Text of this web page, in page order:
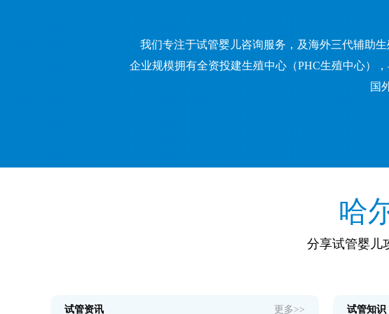
我们专注于试管婴儿咨询服务，及海外三代辅助
企业规模拥有全资投建生殖中心（PHC生殖中心）
国
哈
分享试管婴儿
试管资讯 更多>> 试管知识